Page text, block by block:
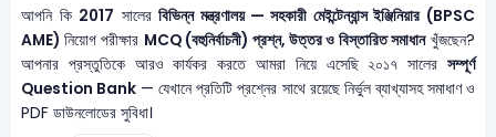
আপনি কি 2017 সালেরবিভিন্ন মন্ত্রণালয় — সহকারী মেইন্টেন্যান্স ইঞ্জিনিয়ার (BPSC
AME) নিয়োগ পরীক্ষার MCQ (বহুনির্বাচনী) প্রশ্ন, উত্তর ও বিস্তারিত সমাধানখুঁজছেন?
আপনার প্রস্তুতিকে আরও কার্যকর করতে আমরা নিয়ে এসেছি ২০১৭ সালের সম্পূর্ণ
Question Bank — যেখানে প্রতিটি প্রশ্নের সাথে রয়েছে নির্ভুল ব্যাখ্যাসহ সমাধাণ ও
PDF ডাউনলোডের সুবিধা।